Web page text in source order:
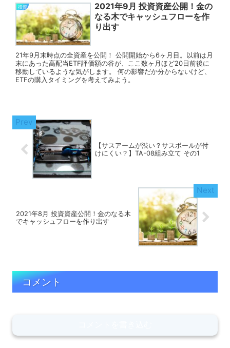
投資
2021年9月 投資資産公開！金の
なる木でキャッシュフローを作
り出す
21年9月末時点の全資産を公開！ 公開開始から6ヶ月目。以前は月
末にあった高配当ETF評価額の谷が、ここ数ヶ月ほど20日前後に
移動しているような気がします。 何の影響だか分からないけど、
ETFの購入タイミングを考えてみよう。
【サスアームが渋い？サスボールが付
けにくい？】TA-08組み立て その1
2021年8月 投資資産公開！金のなる木
でキャッシュフローを作り出す
コメント